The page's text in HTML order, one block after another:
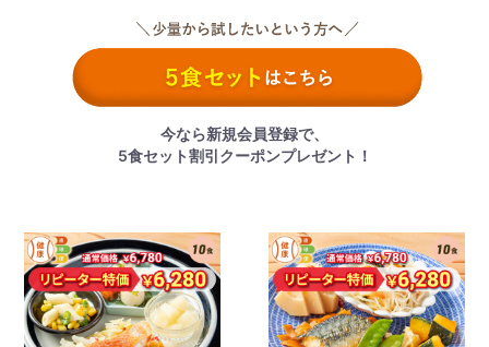
今なら新規会員登録で、
5食セット割引クーポンプレゼント！